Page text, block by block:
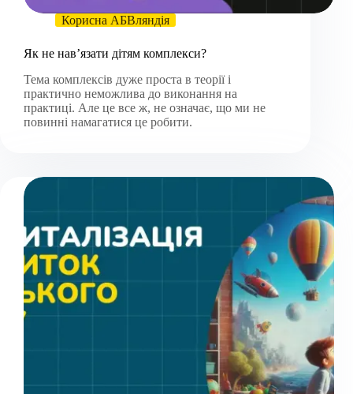
Корисна АБВляндія
Як не навʼязати дітям комплекси?
Тема комплексів дуже проста в теорії і
практично неможлива до виконання на
практиці. Але це все ж, не означає, що ми не
повинні намагатися це робити.